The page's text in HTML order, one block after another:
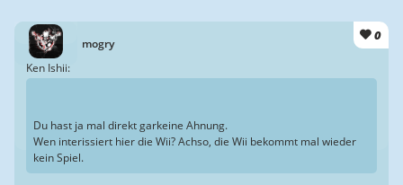
mogry
0
Ken Ishii:
Du hast ja mal direkt garkeine Ahnung.
Wen interissiert hier die Wii? Achso, die Wii bekommt mal wieder
kein Spiel.